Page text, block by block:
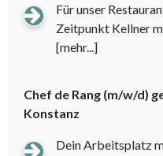
Für unser
Zeitpunkt Kellner
[mehr...]
Chef de Rang (m/w/d)
Konstanz
Dein Arbeitsplatz